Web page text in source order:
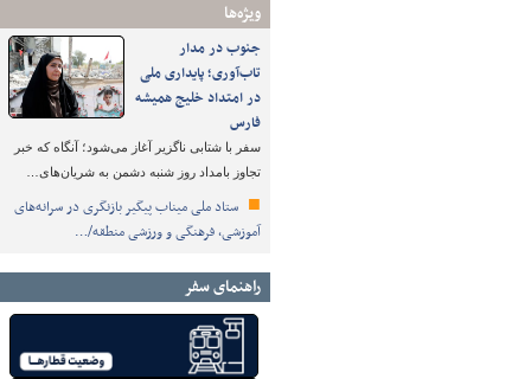
ویژه‌ها
جنوب در مدار
تاب‌آوری؛ پایداری ملی
در امتداد خلیج همیشه
فارس
سفر با شتابی ناگزیر آغاز می‌شود؛ آنگاه که خبر
تجاوز بامداد روز شنبه دشمن به شریان‌های…
ستاد ملی میناب پیگیر بازنگری در سرانه‌های
آموزشی، فرهنگی و ورزشی منطقه/…
راهنمای سفر